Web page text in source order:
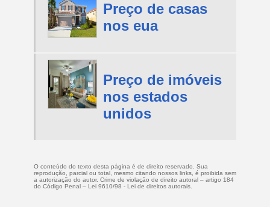
Preço de casas
nos eua
Preço de imóveis
nos estados
unidos
O conteúdo do texto desta página é de direito reservado. Sua
reprodução, parcial ou total, mesmo citando nossos links, é proibida sem
a autorização do autor. Crime de violação de direito autoral – artigo 184
do Código Penal – Lei 9610/98 - Lei de direitos autorais